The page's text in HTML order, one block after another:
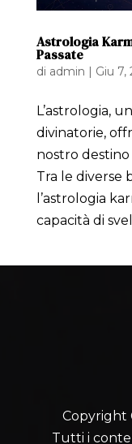
Astrologia
Passate
di admin | Giu 7,
L’astrologia,
divinatorie,
nostro
Tra le diverse
l’astrologia
capacità di
Copyright
Tutti i